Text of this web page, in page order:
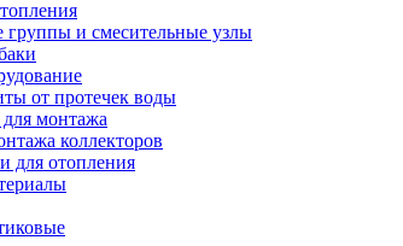
группы и смесительные узлы
от протечек воды
монтажа
коллекторов
для отопления